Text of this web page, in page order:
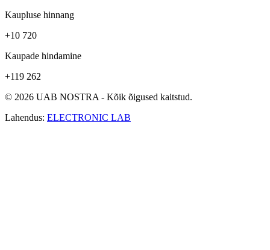
Kaupluse hinnang
+10 720
Kaupade hindamine
+119 262
© 2026 UAB NOSTRA - Kõik õigused kaitstud.
Lahendus: ELECTRONIC LAB